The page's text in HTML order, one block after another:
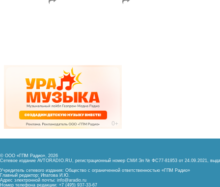
© ООО «ГПМ Радио», 2026
Сетевое издание AVTORADIO.RU, регистрационный номер СМИ Эл № ФС77-81953 от 24.09.2021,
Учредитель сетевого издания: Общество с ограниченной ответственностью «ГПМ Радио»
Главный редактор: Ипатова И.Ю.
Адрес электронной почты: info@aradio.ru
Номер телефона редакции: +7 (495) 937-33-67